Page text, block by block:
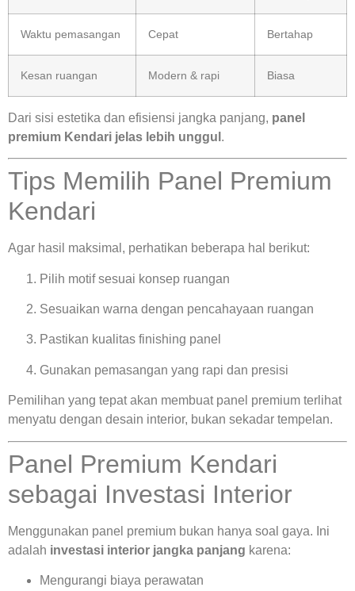
Waktu pemasangan Cepat Bertahap
Kesan ruangan Modern & rapi Biasa
Dari sisi estetika dan efisiensi jangka panjang, panel
premium Kendari jelas lebih unggul .
Tips Memilih Panel Premium
Kendari
Agar hasil maksimal, perhatikan beberapa hal berikut:
Pilih motif sesuai konsep ruangan
Sesuaikan warna dengan pencahayaan ruangan
Pastikan kualitas finishing panel
Gunakan pemasangan yang rapi dan presisi
Pemilihan yang tepat akan membuat panel premium terlihat
menyatu dengan desain interior, bukan sekadar tempelan.
Panel Premium Kendari
sebagai Investasi Interior
Menggunakan panel premium bukan hanya soal gaya. Ini
adalah investasi interior jangka panjang karena:
Mengurangi biaya perawatan